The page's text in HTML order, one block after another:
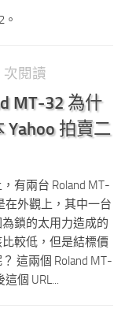
次閱讀
MT-32 為什
Yahoo 拍賣二
有兩台 Roland MT-
在外觀上，其中一台
鎖的太用力造成的
較低，但是結標價
這兩個 Roland MT-
個 URL...